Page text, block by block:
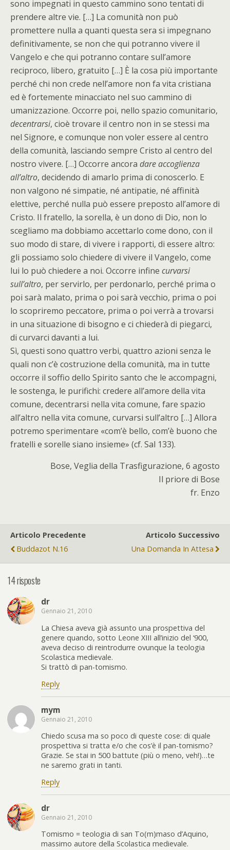
sono impegnati in questo cammino sono tentati di
prendere altre vie. […] La comunità non può
promettere nulla a quanti questa sera si impegnano
definitivamente, se non che qui potranno vivere il
Vangelo e che qui potranno contare sull’amore
reciproco, libero, gratuito […] È la cosa più importante
perché chi non crede nell’amore non fa vita cristiana
ed è fortemente minacciato nel suo cammino di
umanizzazione. Occorre poi, nello spazio comunitario,
decentrarsi, cioè trovare il centro non in se stessi ma
nel Signore, e comunque non voler essere al centro
della comunità, lasciando sempre Cristo al centro del
nostro vivere. […] Occorre ancora dare accoglienza
all’altro, decidendo di amarlo prima di conoscerlo. E
non valgono né simpatie, né antipatie, né affinità
elettive, perché nulla può essere preposto all’amore di
Cristo. Il fratello, la sorella, è un dono di Dio, non lo
scegliamo ma dobbiamo accettarlo come dono, con il
suo modo di stare, di vivere i rapporti, di essere altro:
gli possiamo solo chiedere di vivere il Vangelo, come
lui lo può chiedere a noi. Occorre infine curvarsi
sull’altro, per servirlo, per perdonarlo, perché prima o
poi sarà malato, prima o poi sarà vecchio, prima o poi
lo scopriremo peccatore, prima o poi verrà a trovarsi
in una situazione di bisogno e ci chiederà di piegarci,
di curvarci davanti a lui.
Sì, questi sono quattro verbi, quattro azioni senza le
quali non c’è costruzione della comunità, ma in tutte
occorre il soffio dello Spirito santo che le accompagni,
le sostenga, le purifichi: credere all’amore della vita
comune, decentrarsi nella vita comune, fare spazio
all’altro nella vita comune, curvarsi sull’altro […] Allora
potremo sperimentare «com’è bello, com’è buono che
fratelli e sorelle siano insieme» (cf. Sal 133).
Bose, Veglia della Trasfigurazione, 6 agosto
Il priore di Bose
fr. Enzo
Articolo Precedente
Buddazot N.16
Articolo Successivo
Una Domanda In Attesa
14 risposte
dr
Gennaio 21, 2010
La Chiesa aveva già assunto una prospettiva del
genere quando, sotto Leone XIII all’inizio del ‘900,
aveva deciso di reintrodurre ovunque la teologia
Scolastica medievale.
Si trattò di pan-tomismo.
Reply
mym
Gennaio 21, 2010
Chiedo scusa ma so poco di queste cose: di quale
prospettiva si tratta e/o che cos’è il pan-tomismo?
Grazie. Se stai in 500 battute (più o meno, veh!)…te
ne saremo grati in tanti.
Reply
dr
Gennaio 21, 2010
Tomismo = teologia di san To(m)maso d’Aquino,
massimo autore della Scolastica medievale.